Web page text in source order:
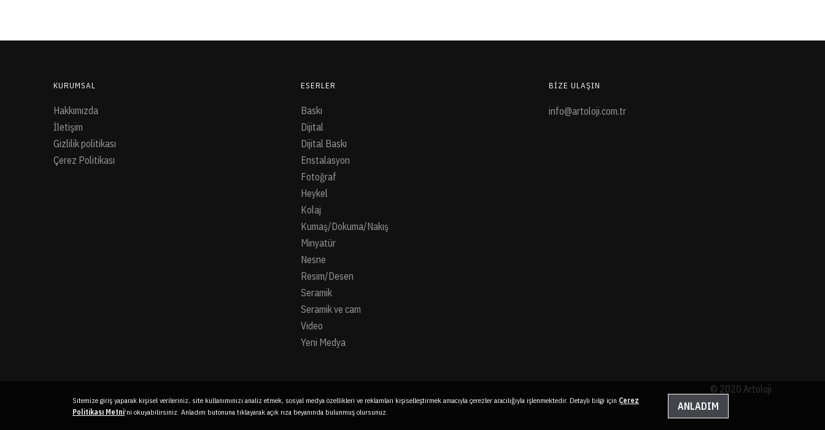
KURUMSAL
Hakkımızda
İletişim
Gizlilik politikası
Çerez Politikası
ESERLER
Baskı
Dijital
Dijital Baskı
Enstalasyon
Fotoğraf
Heykel
Kolaj
Kumaş/Dokuma/Nakış
Minyatür
Nesne
Resim/Desen
Seramik
Seramik ve cam
Video
Yeni Medya
BIZE ULAŞIN
info@artoloji.com.tr
© 2020 Artoloji
Sitemize giriş yaparak kişisel verileriniz, site kullanımınızı analiz etmek, sosyal medya özellikleri ve reklamları kişiselleştirmek amacıyla çerezler aracılığıyla işlenmektedir. Detaylı bilgi için Çerez
Politikası Metni’ni okuyabilirsiniz. Anladım butonuna tıklayarak açık rıza beyanında bulunmuş olursunuz. ANLADIM